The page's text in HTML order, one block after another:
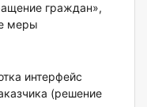
граждан»,
меры
интерфейс
(решение